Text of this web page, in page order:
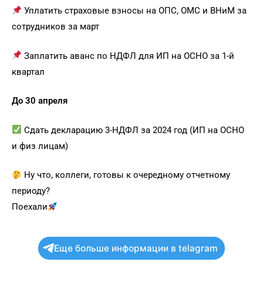
Уплатить страховые взносы на ОПС, ОМС и ВНиМ за
сотрудников за март
Заплатить аванс по НДФЛ для ИП на ОСНО за 1-й
квартал
До 30 апреля
Сдать декларацию 3-НДФЛ за 2024 год (ИП на ОСНО
и физ лицам)
Ну что, коллеги, готовы к очередному отчетному
периоду?
Поехали
Еще больше информации в telagram